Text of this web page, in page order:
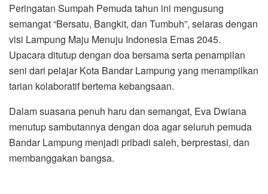
Peringatan Sumpah Pemuda tahun ini mengusung
semangat “Bersatu, Bangkit, dan Tumbuh”, selaras dengan
visi Lampung Maju Menuju Indonesia Emas 2045.
Upacara ditutup dengan doa bersama serta penampilan
seni dari pelajar Kota Bandar Lampung yang menampilkan
tarian kolaboratif bertema kebangsaan.
Dalam suasana penuh haru dan semangat, Eva Dwiana
menutup sambutannya dengan doa agar seluruh pemuda
Bandar Lampung menjadi pribadi saleh, berprestasi, dan
membanggakan bangsa.